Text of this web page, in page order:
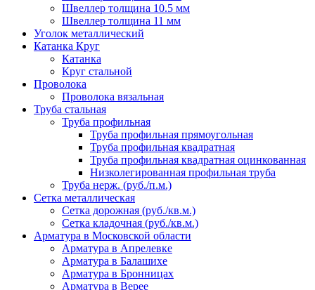
Швеллер толщина 10.5 мм
Швеллер толщина 11 мм
Уголок металлический
Катанка Круг
Катанка
Круг стальной
Проволока
Проволока вязальная
Труба стальная
Труба профильная
Труба профильная прямоугольная
Труба профильная квадратная
Труба профильная квадратная оцинкованная
Низколегированная профильная труба
Труба нерж. (руб./п.м.)
Сетка металлическая
Сетка дорожная (руб./кв.м.)
Сетка кладочная (руб./кв.м.)
Арматура в Московской области
Арматура в Апрелевке
Арматура в Балашихе
Арматура в Бронницах
Арматура в Верее